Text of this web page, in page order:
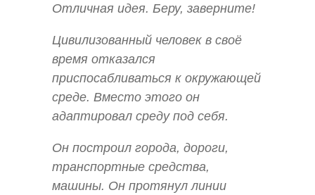
Отличная идея. Беру, заверните!
Цивилизованный человек в своё
время отказался
приспосабливаться к окружающей
среде. Вместо этого он
адаптировал среду под себя.
Он построил города, дороги,
транспортные средства,
машины. Он протянул линии